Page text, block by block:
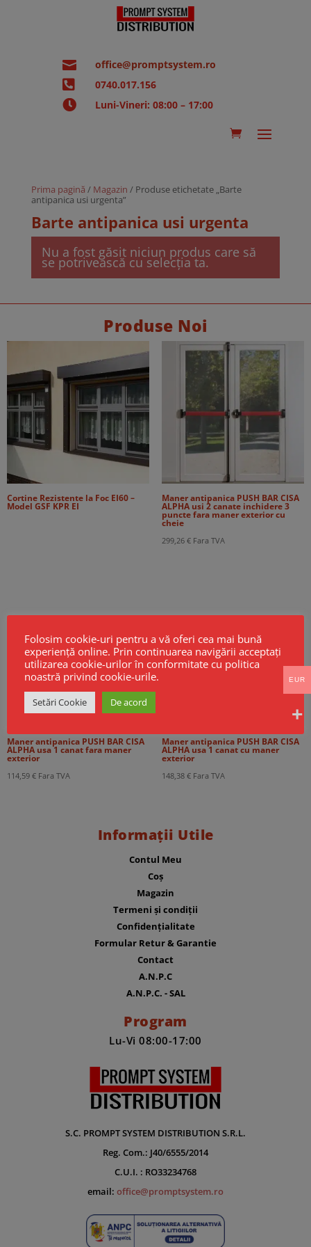
 office@promptsystem.ro
 0740.017.156
 Luni-Vineri: 08:00 – 17:00
Prima pagină / Magazin / Produse etichetate „Barte
antipanica usi urgenta”
Barte antipanica usi urgenta
Nu a fost găsit niciun produs care să
se potrivească cu selecția ta.
Produse Noi
Cortine Rezistente la Foc EI60 –
Model GSF KPR EI
Maner antipanica PUSH BAR CISA
ALPHA usi 2 canate inchidere 3
puncte fara maner exterior cu
cheie
299,26 € Fara TVA
Maner antipanica PUSH BAR CISA
ALPHA usa 1 canat fara maner
exterior
114,59 € Fara TVA
Maner antipanica PUSH BAR CISA
ALPHA usa 1 canat cu maner
exterior
148,38 € Fara TVA
Informații Utile
Contul Meu
Coș
Magazin
Termeni și condiții
Confidențialitate
Formular Retur & Garantie
Contact
A.N.P.C
A.N.P.C. - SAL
Program
Lu-Vi 08:00-17:00
S.C. PROMPT SYSTEM DISTRIBUTION S.R.L.
Reg. Com.: J40/6555/2014
C.U.I. : RO33234768
email: office@promptsystem.ro
Folosim cookie-uri pentru a vă oferi cea mai bună
experiență online. Prin continuarea navigării acceptați
utilizarea cookie-urilor în conformitate cu politica
noastră privind cookie-urile.
Setări Cookie De acord
EUR